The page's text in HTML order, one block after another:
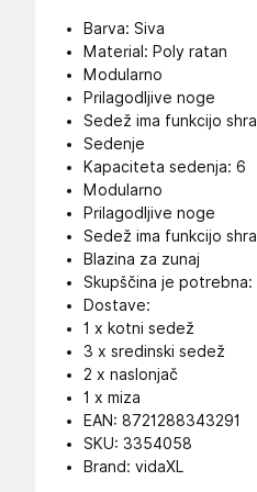
Barva: Siva
Material: Poly ratan
Modularno
Prilagodljive noge
Sedež ima funkcijo
Sedenje
Kapaciteta sedenja: 6
Modularno
Prilagodljive noge
Sedež ima funkcijo
Blazina za zunaj
Skupščina je potrebna:
Dostave:
1 x kotni sedež
3 x sredinski sedež
2 x naslonjač
1 x miza
EAN: 8721288343291
SKU: 3354058
Brand: vidaXL